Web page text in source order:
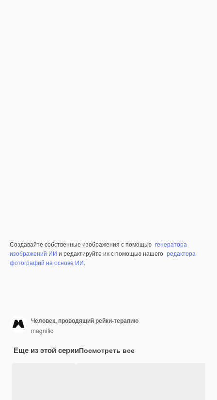
Создавайте собственные изображения с помощью генератора
изображений ИИ и редактируйте их с помощью нашего редактора
фотографий на основе ИИ.
Человек, проводящий рейки-терапию
magnific
Еще из этой серииПосмотреть все